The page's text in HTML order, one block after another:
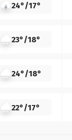
24°/17°
23°/18°
24°/18°
22°/17°